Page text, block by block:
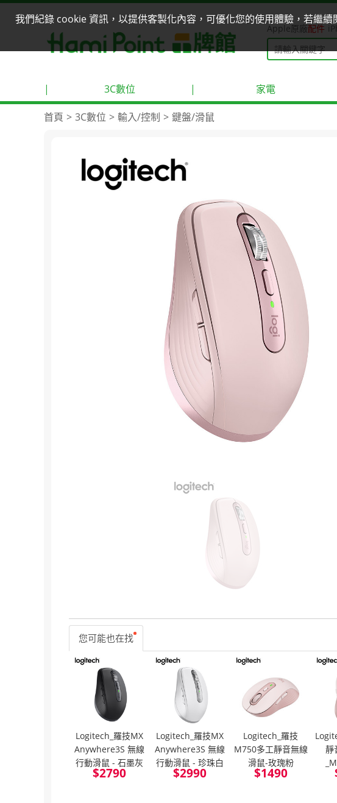
我們紀錄 cookie 資訊，以提供客製化內容，可優化您的使用體驗，若繼
Apple原廠配件
| 3C數位 | 家電
首頁 3C數位 輸入/控制 鍵盤/滑鼠
您可能也在找
Logitech_羅技MX
Anywhere3S 無線
行動滑鼠 - 石墨灰
$2790
Logitech_羅技MX
Anywhere3S 無線
行動滑鼠 - 珍珠白
$2990
Logitech_羅技
M750多工靜音無線
滑鼠-玫瑰粉
$1490
靜